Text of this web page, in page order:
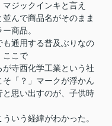
ジックインキと言え
んで商品名がそのまま
商品。
通用する普及ぶりなの
ここで
寺西化学工業という社
「？」マークが浮かん
思い出すのが、子供時
いう経緯がわかった。